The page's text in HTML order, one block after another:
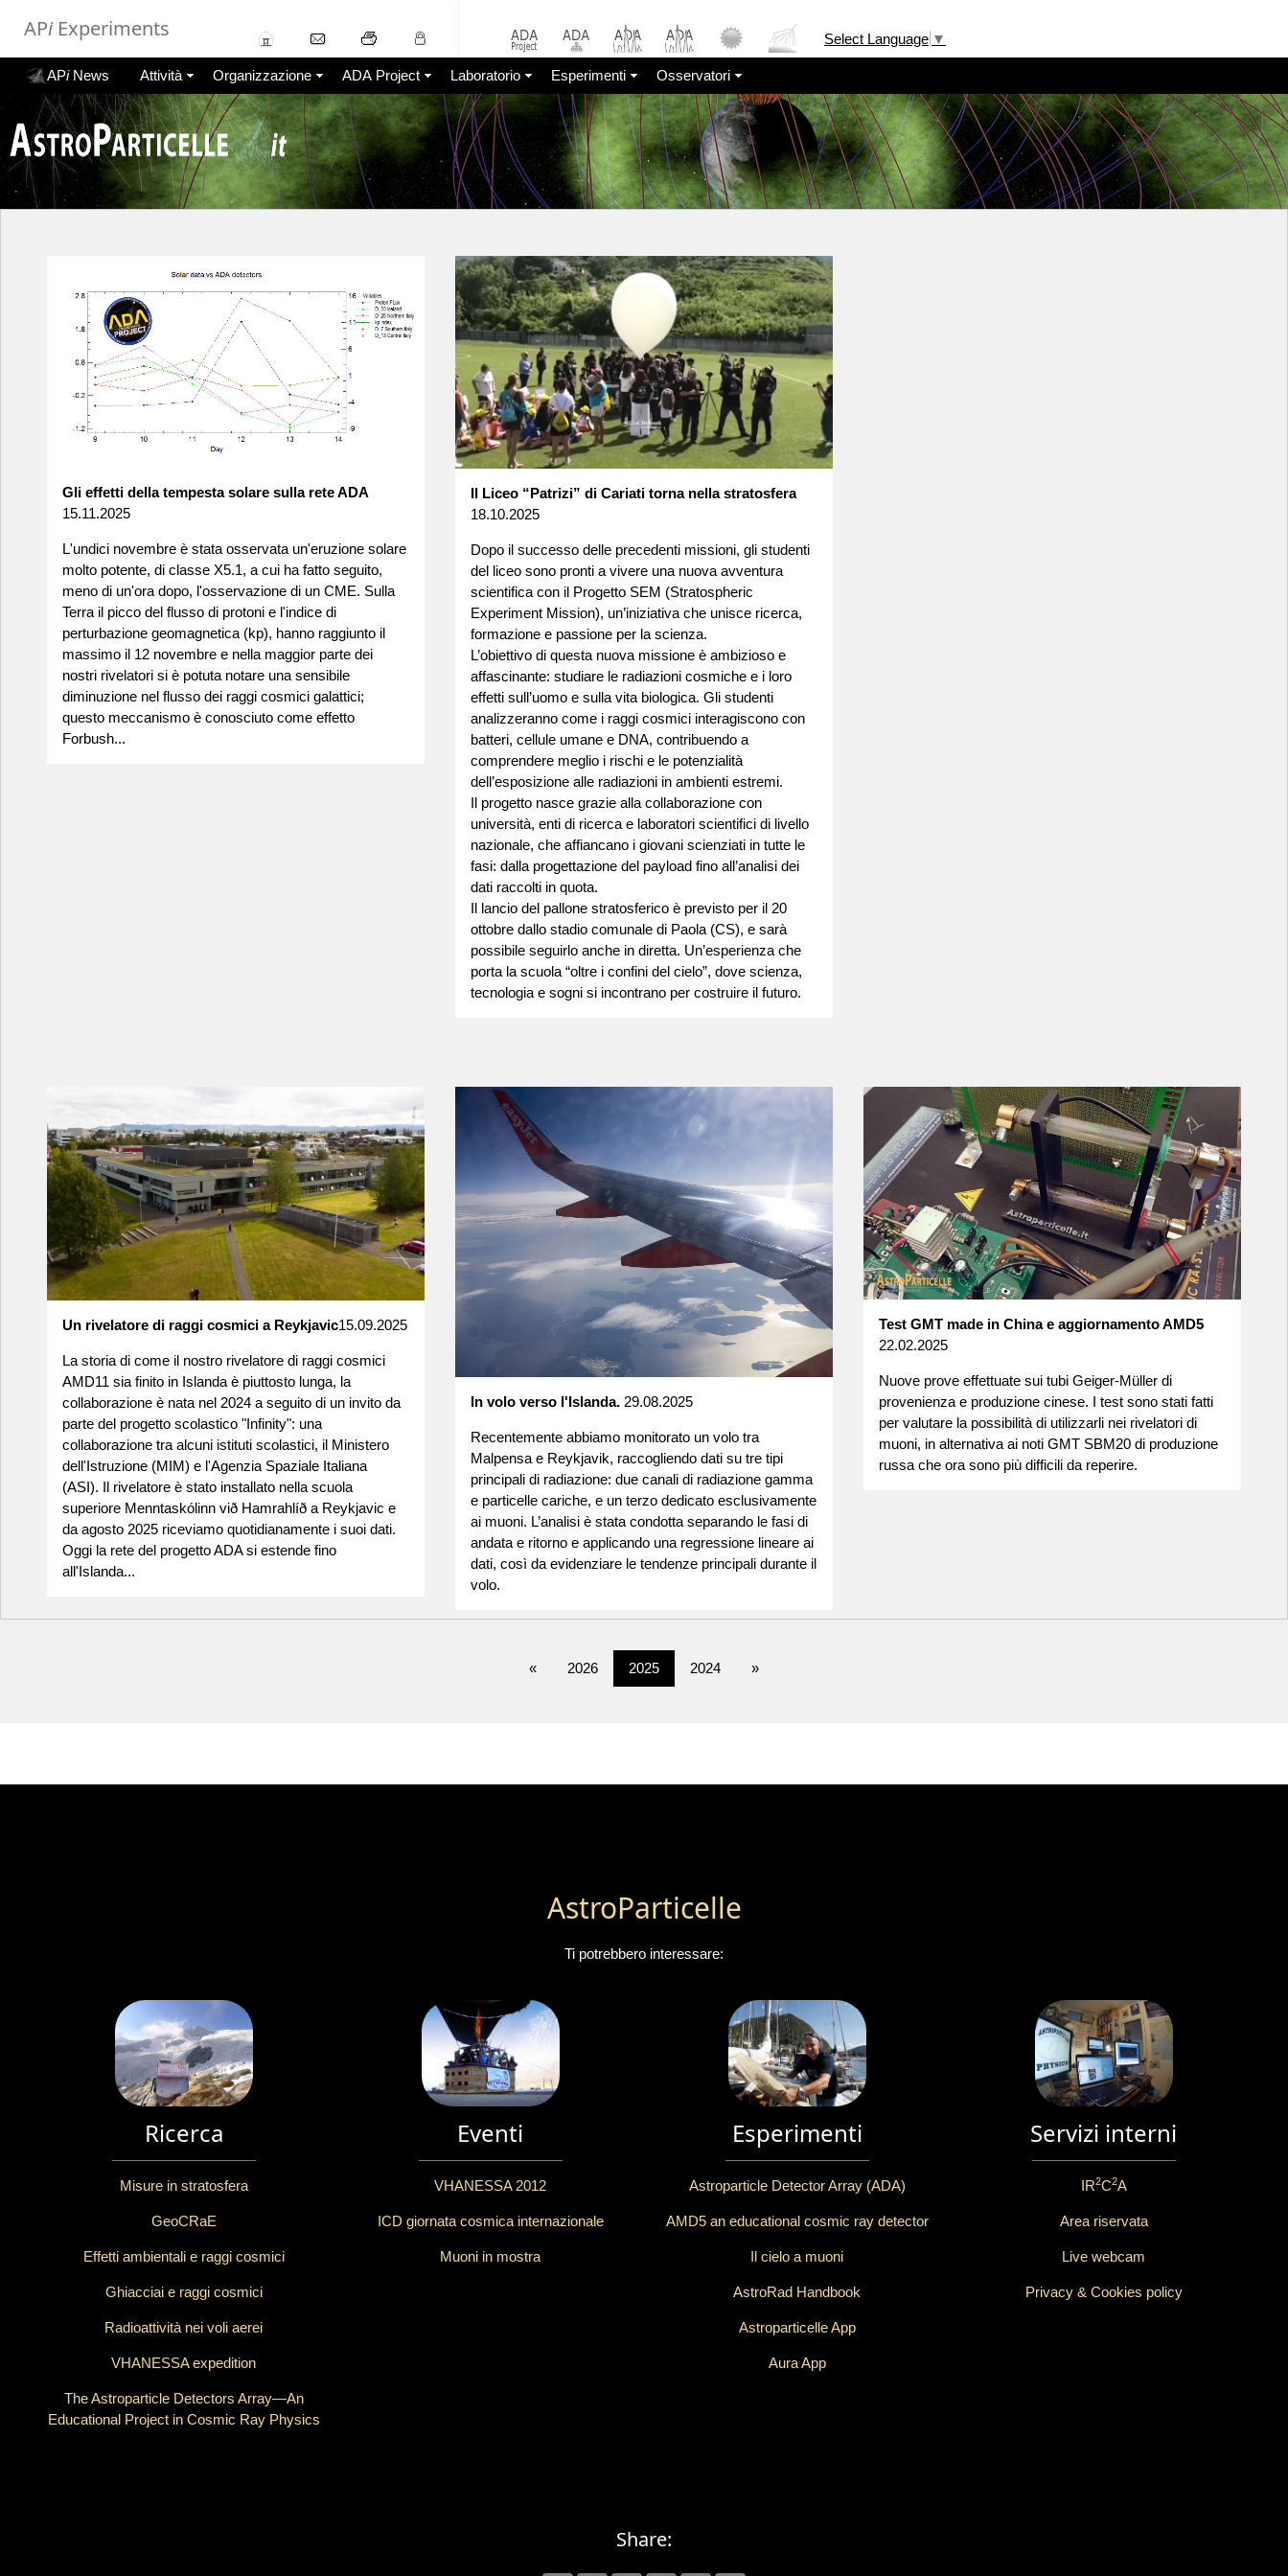
APiExperiments Select Language ▼
APiNews Attività Organizzazione ADA Project Laboratorio Esperimenti Osservatori
Gli effetti della tempesta solare sulla rete ADA
15.11.2025
L'undici novembre è stata osservata un'eruzione solare
molto potente, di classe X5.1, a cui ha fatto seguito,
meno di un'ora dopo, l'osservazione di un CME. Sulla
Terra il picco del flusso di protoni e l'indice di
perturbazione geomagnetica (kp), hanno raggiunto il
massimo il 12 novembre e nella maggior parte dei
nostri rivelatori si è potuta notare una sensibile
diminuzione nel flusso dei raggi cosmici galattici;
questo meccanismo è conosciuto come effetto
Forbush...
Il Liceo “Patrizi” di Cariati torna nella stratosfera
18.10.2025
Dopo il successo delle precedenti missioni, gli studenti
del liceo sono pronti a vivere una nuova avventura
scientifica con il Progetto SEM (Stratospheric
Experiment Mission), un’iniziativa che unisce ricerca,
formazione e passione per la scienza.
L’obiettivo di questa nuova missione è ambizioso e
affascinante: studiare le radiazioni cosmiche e i loro
effetti sull’uomo e sulla vita biologica. Gli studenti
analizzeranno come i raggi cosmici interagiscono con
batteri, cellule umane e DNA, contribuendo a
comprendere meglio i rischi e le potenzialità
dell’esposizione alle radiazioni in ambienti estremi.
Il progetto nasce grazie alla collaborazione con
università, enti di ricerca e laboratori scientifici di livello
nazionale, che affiancano i giovani scienziati in tutte le
fasi: dalla progettazione del payload fino all’analisi dei
dati raccolti in quota.
Il lancio del pallone stratosferico è previsto per il 20
ottobre dallo stadio comunale di Paola (CS), e sarà
possibile seguirlo anche in diretta. Un’esperienza che
porta la scuola “oltre i confini del cielo”, dove scienza,
tecnologia e sogni si incontrano per costruire il futuro.
Un rivelatore di raggi cosmici a Reykjavic15.09.2025
La storia di come il nostro rivelatore di raggi cosmici
AMD11 sia finito in Islanda è piuttosto lunga, la
collaborazione è nata nel 2024 a seguito di un invito da
parte del progetto scolastico "Infinity": una
collaborazione tra alcuni istituti scolastici, il Ministero
dell'Istruzione (MIM) e l'Agenzia Spaziale Italiana
(ASI). Il rivelatore è stato installato nella scuola
superiore Menntaskólinn við Hamrahlíð a Reykjavic e
da agosto 2025 riceviamo quotidianamente i suoi dati.
Oggi la rete del progetto ADA si estende fino
all'Islanda...
In volo verso l'Islanda.29.08.2025
Recentemente abbiamo monitorato un volo tra
Malpensa e Reykjavik, raccogliendo dati su tre tipi
principali di radiazione: due canali di radiazione gamma
e particelle cariche, e un terzo dedicato esclusivamente
ai muoni. L’analisi è stata condotta separando le fasi di
andata e ritorno e applicando una regressione lineare ai
dati, così da evidenziare le tendenze principali durante il
volo.
Test GMT made in China e aggiornamento AMD5
22.02.2025
Nuove prove effettuate sui tubi Geiger-Müller di
provenienza e produzione cinese. I test sono stati fatti
per valutare la possibilità di utilizzarli nei rivelatori di
muoni, in alternativa ai noti GMT SBM20 di produzione
russa che ora sono più difficili da reperire.
« 2026 2025 2024 »
AstroParticelle
Ti potrebbero interessare:
Ricerca
Misure in stratosfera
GeoCRaE
Effetti ambientali e raggi cosmici
Ghiacciai e raggi cosmici
Radioattività nei voli aerei
VHANESSA expedition
The Astroparticle Detectors Array—An
Educational Project in Cosmic Ray Physics
Eventi
VHANESSA 2012
ICD giornata cosmica internazionale
Muoni in mostra
Esperimenti
Astroparticle Detector Array (ADA)
AMD5 an educational cosmic ray detector
Il cielo a muoni
AstroRad Handbook
Astroparticelle App
Aura App
Servizi interni
IR2C2A
Area riservata
Live webcam
Privacy & Cookies policy
Share: